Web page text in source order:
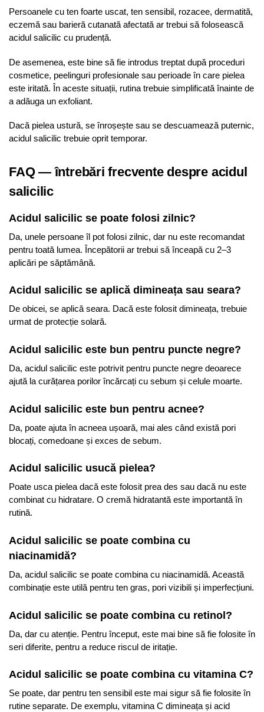
Persoanele cu ten foarte uscat, ten sensibil, rozacee, dermatită,
eczemă sau barieră cutanată afectată ar trebui să folosească
acidul salicilic cu prudență.
De asemenea, este bine să fie introdus treptat după proceduri
cosmetice, peelinguri profesionale sau perioade în care pielea
este iritată. În aceste situații, rutina trebuie simplificată înainte de
a adăuga un exfoliant.
Dacă pielea ustură, se înroșește sau se descuamează puternic,
acidul salicilic trebuie oprit temporar.
FAQ — întrebări frecvente despre acidul
salicilic
Acidul salicilic se poate folosi zilnic?
Da, unele persoane îl pot folosi zilnic, dar nu este recomandat
pentru toată lumea. Începătorii ar trebui să înceapă cu 2–3
aplicări pe săptămână.
Acidul salicilic se aplică dimineața sau seara?
De obicei, se aplică seara. Dacă este folosit dimineața, trebuie
urmat de protecție solară.
Acidul salicilic este bun pentru puncte negre?
Da, acidul salicilic este potrivit pentru puncte negre deoarece
ajută la curățarea porilor încărcați cu sebum și celule moarte.
Acidul salicilic este bun pentru acnee?
Da, poate ajuta în acneea ușoară, mai ales când există pori
blocați, comedoane și exces de sebum.
Acidul salicilic usucă pielea?
Poate usca pielea dacă este folosit prea des sau dacă nu este
combinat cu hidratare. O cremă hidratantă este importantă în
rutină.
Acidul salicilic se poate combina cu
niacinamidă?
Da, acidul salicilic se poate combina cu niacinamidă. Această
combinație este utilă pentru ten gras, pori vizibili și imperfecțiuni.
Acidul salicilic se poate combina cu retinol?
Da, dar cu atenție. Pentru început, este mai bine să fie folosite în
seri diferite, pentru a reduce riscul de iritație.
Acidul salicilic se poate combina cu vitamina C?
Se poate, dar pentru ten sensibil este mai sigur să fie folosite în
rutine separate. De exemplu, vitamina C dimineața și acid